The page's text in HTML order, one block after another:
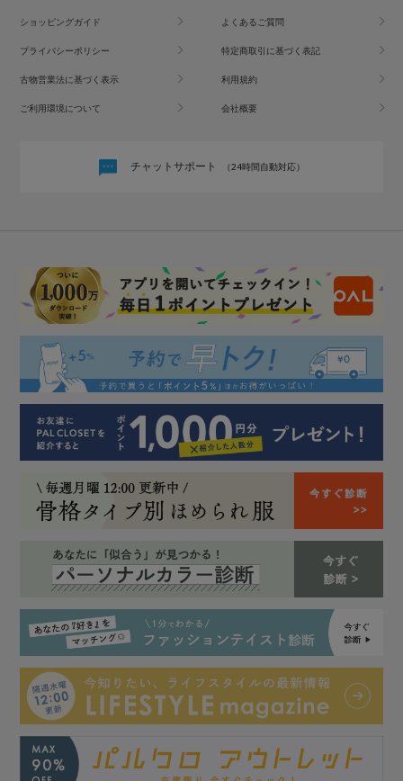
ショッピングガイド よくあるご質問
プライバシーポリシー 特定商取引に基づく表記
古物営業法に基づく表示 利用規約
ご利用環境について 会社概要
チャットサポート （24時間自動対応）